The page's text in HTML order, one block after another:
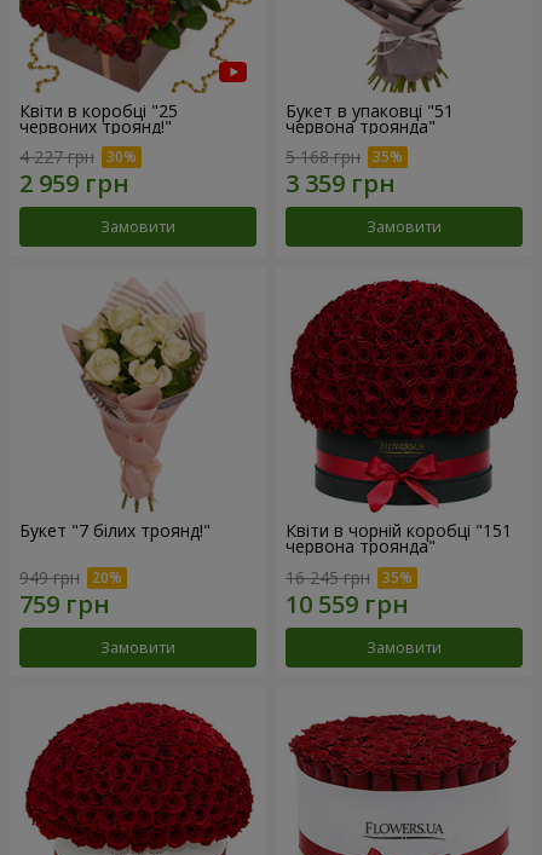
Квіти в коробці "25
червоних троянд!"
4 227 грн
Замовити
Букет в упаковці "51
червона троянда"
5 168 грн
Замовити
Букет "7 білих троянд!"
949 грн
Замовити
Квіти в чорній коробці "151
червона троянда"
16 245 грн
Замовити